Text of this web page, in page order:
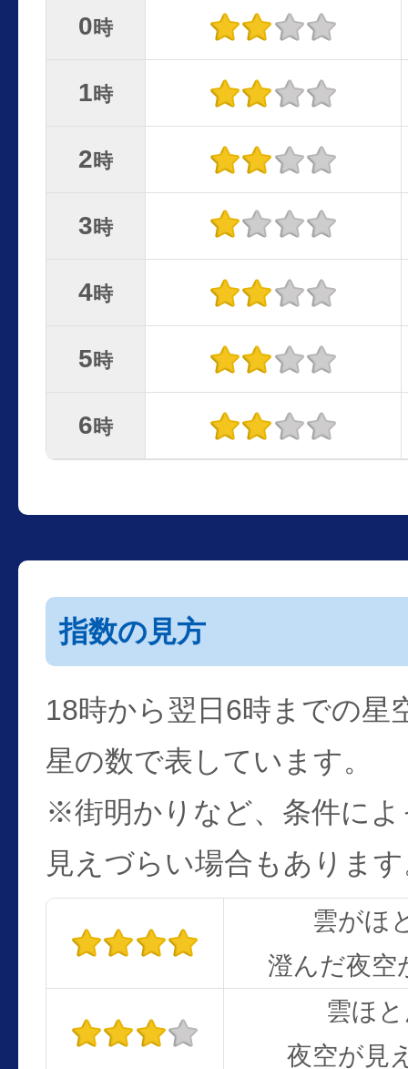
0時
1時
2時
3時
4時
5時
6時
指数の見方
18時から翌日6時までの星
星の数で表しています。
※街明かりなど、条件に
見えづらい場合もありま
雲がほ
澄んだ夜空
雲ほ
夜空が見